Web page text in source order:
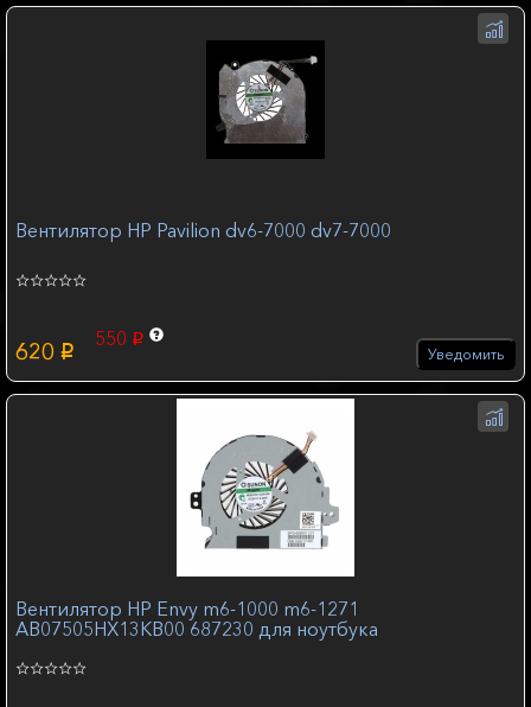
Вентилятор HP Pavilion dv6-7000 dv7-7000
620 p
550 p
Уведомить
Вентилятор HP Envy m6-1000 m6-1271
AB07505HX13KB00 687230 для ноутбука